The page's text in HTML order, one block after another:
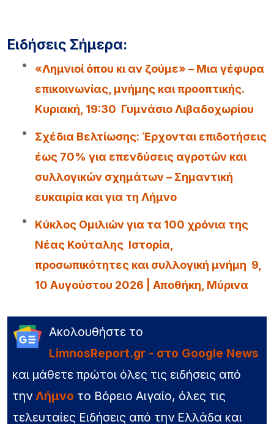
Ειδήσεις Σήμερα:
«Λημνιοί όπου κι αν ζούμε» – Μια γέφυρα
επικοινωνίας, μνήμης και προοπτικής.
Κυριακή, 19:30 Γυμνάσιο Λιβαδοχωρίου
Σχέδια Βελτίωσης: Έρχονται επιδοτήσεις
έως 70% για επενδύσεις αγροτών και
συλλογικών σχημάτων – Σημαντική
ευκαιρία και για τη Λήμνο
Κύκλος Ομιλιών για τα 100 χρόνια της
Νέας Κούταλης Ιστορία,
προσωπικότητες και συλλογική μνήμη 9,
10 Αυγούστου 2026 | Αποθήκη, Μύρινα
Ακολουθήστε το
LimnosReport.gr - στο Google News
και μάθετε πρώτοι όλες τις ειδήσεις από
την Λήμνο το Βόρειο Αιγαίο, όλες τις
τελευταίες Ειδήσεις από την Ελλάδα και